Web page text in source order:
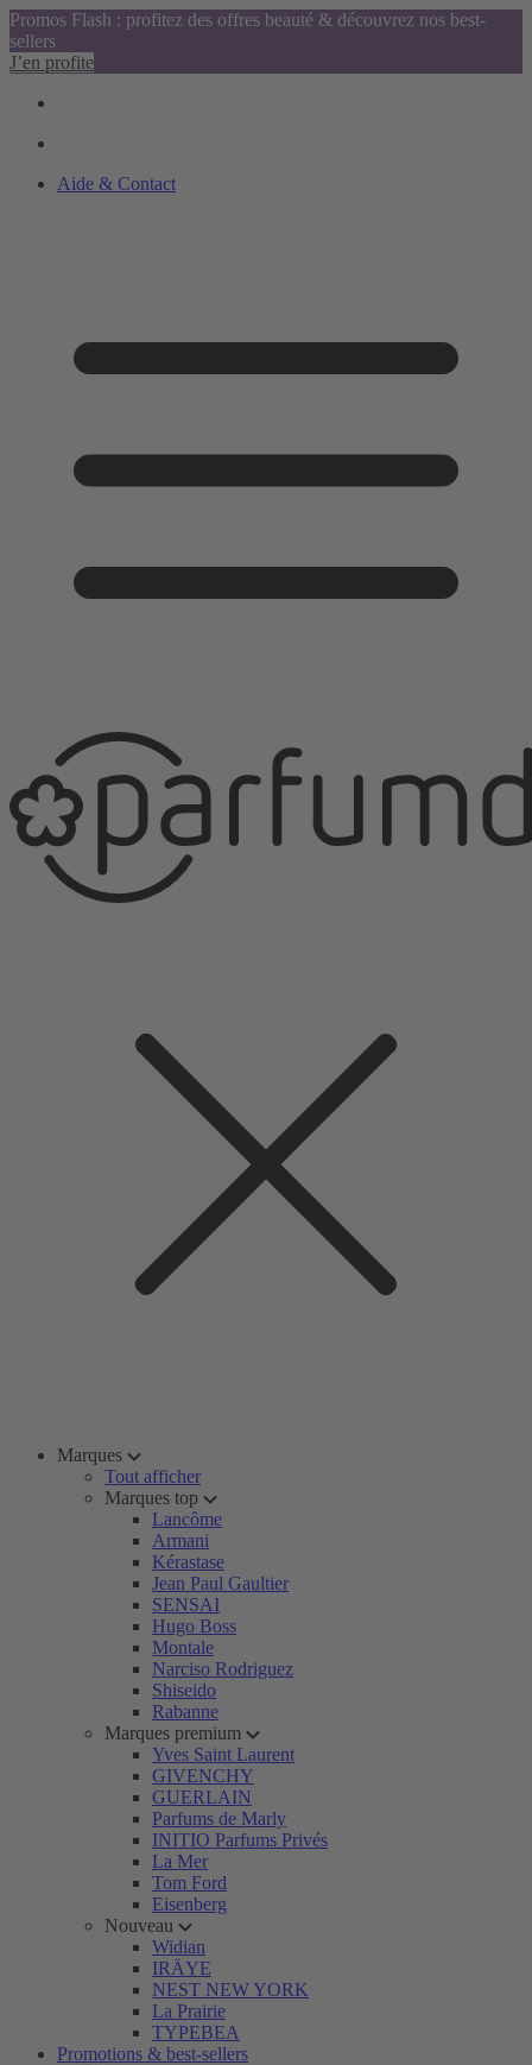
Promos Flash : profitez des offres beauté & découvrez nos best-
sellers
J’en profite
Aide & Contact
Marques
Tout afficher
Marques top
Lancôme
Armani
Kérastase
Jean Paul Gaultier
SENSAI
Hugo Boss
Montale
Narciso Rodriguez
Shiseido
Rabanne
Marques premium
Yves Saint Laurent
GIVENCHY
GUERLAIN
Parfums de Marly
INITIO Parfums Privés
La Mer
Tom Ford
Eisenberg
Nouveau
Widian
IRÄYE
NEST NEW YORK
La Prairie
TYPEBEA
Promotions & best-sellers